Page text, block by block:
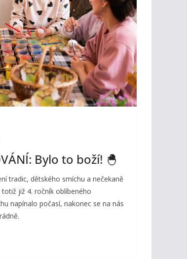
Bylo to boží! 🐣
tradic, dětského smíchu a nečekaně
již 4. ročník oblíbeného
napínalo počasí, nakonec se na nás